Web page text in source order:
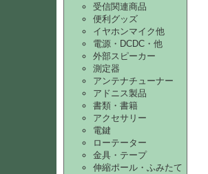
受信関連商品
便利グッズ
イヤホンマイク他
電源・DCDC・他
外部スピーカー
測定器
アンテナチューナー
アドニス製品
書類・書籍
アクセサリー
電鍵
ローテーター
金具・テープ
伸縮ポール・ふみたて